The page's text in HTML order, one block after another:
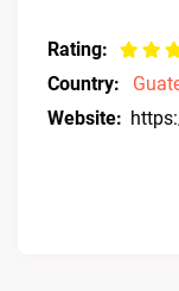
Rating:
Country:
Website: